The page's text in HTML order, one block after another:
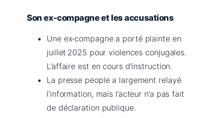
Son ex‑compagne et les accusations
Une ex‑compagne a porté plainte en
juillet 2025 pour violences conjugales.
L’affaire est en cours d’instruction.
La presse people a largement relayé
l’information, mais l’acteur n’a pas fait
de déclaration publique.